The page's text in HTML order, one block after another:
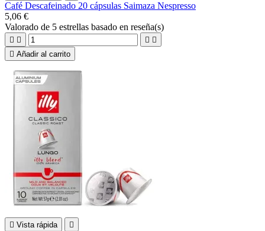
Café Descafeinado 20 cápsulas Saimaza Nespresso
5,06 €
Valorado de 5 estrellas basado en reseña(s)
   
 Añadir al carrito
 Vista rápida 